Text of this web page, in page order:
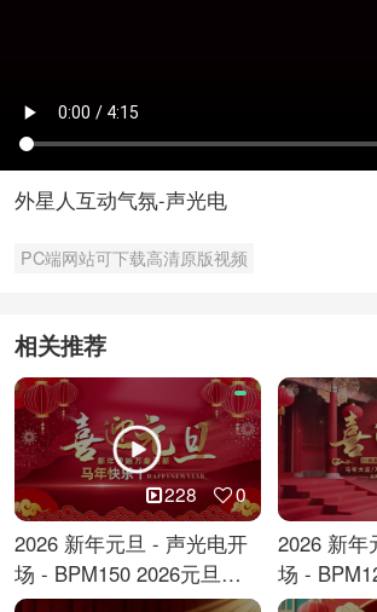
外星人互动气氛-声光电
PC端网站可下载高清原版视频
相关推荐
228 0
2026 新年元旦 - 声光电开
场 - BPM150 2026元旦跨
年倒计时
2026 新
场 -
年